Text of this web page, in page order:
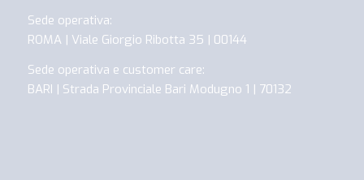
Sede operativa:
ROMA | Viale Giorgio Ribotta 35 | 00144
Sede operativa e customer care:
BARI | Strada Provinciale Bari Modugno 1 | 70132